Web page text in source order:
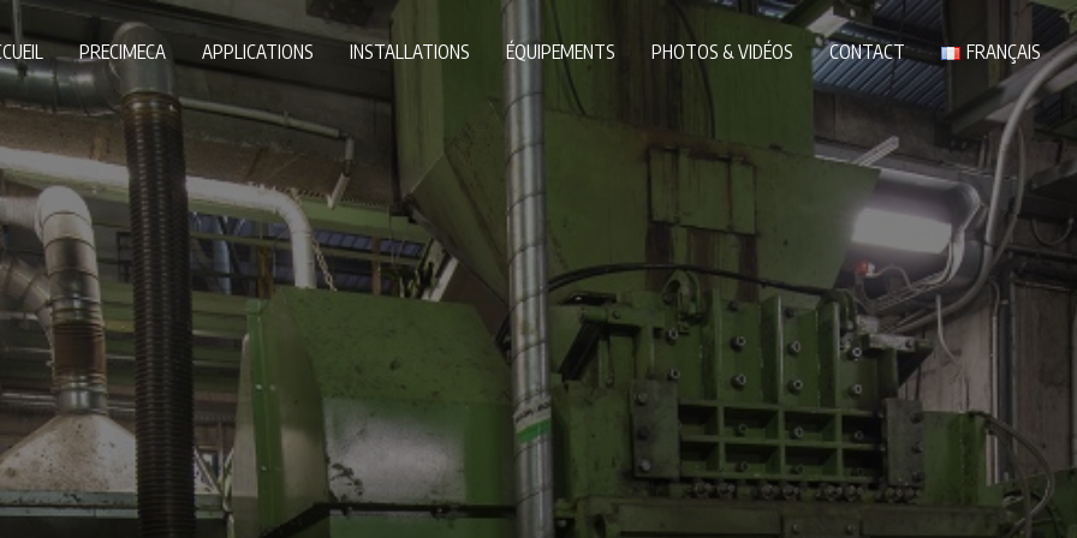
PRECIMECA APPLICATIONS INSTALLATIONS ÉQUIPEMENTS PHOTOS & VIDÉOS CONTACT FRANÇAIS